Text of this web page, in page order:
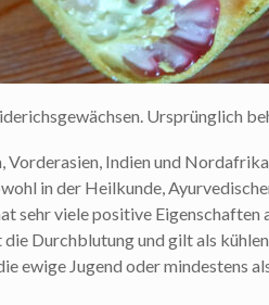
Ursprünglich
Indien und
in der Heilkunde,
sehr viele positive Eigenschaften
Durchblutung und gilt als
ewige Jugend oder mindestens